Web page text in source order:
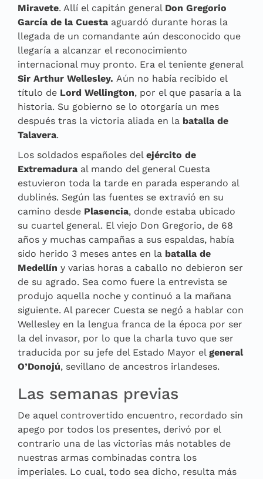
Miravete. Allí el capitán general Don Gregorio
García de la Cuesta aguardó durante horas la
llegada de un comandante aún desconocido que
llegaría a alcanzar el reconocimiento
internacional muy pronto. Era el teniente general
Sir Arthur Wellesley. Aún no había recibido el
título de Lord Wellington, por el que pasaría a la
historia. Su gobierno se lo otorgaría un mes
después tras la victoria aliada en la batalla de
Talavera.
Los soldados españoles del ejército de
Extremadura al mando del general Cuesta
estuvieron toda la tarde en parada esperando al
dublinés. Según las fuentes se extravió en su
camino desde Plasencia, donde estaba ubicado
su cuartel general. El viejo Don Gregorio, de 68
años y muchas campañas a sus espaldas, había
sido herido 3 meses antes en la batalla de
Medellín y varias horas a caballo no debieron ser
de su agrado. Sea como fuere la entrevista se
produjo aquella noche y continuó a la mañana
siguiente. Al parecer Cuesta se negó a hablar con
Wellesley en la lengua franca de la época por ser
la del invasor, por lo que la charla tuvo que ser
traducida por su jefe del Estado Mayor el general
O’Donojú, sevillano de ancestros irlandeses.
Las semanas previas
De aquel controvertido encuentro, recordado sin
apego por todos los presentes, derivó por el
contrario una de las victorias más notables de
nuestras armas combinadas contra los
imperiales. Lo cual, todo sea dicho, resulta más